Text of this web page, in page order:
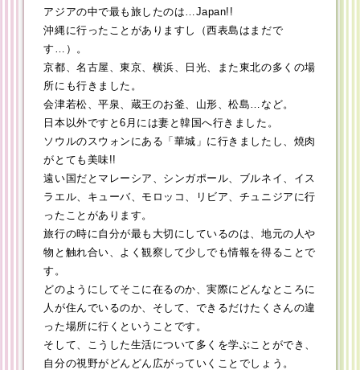
アジアの中で最も旅したのは…Japan!!
沖縄に行ったことがありますし（西表島はまだで
す…）。
京都、名古屋、東京、横浜、日光、また東北の多くの場
所にも行きました。
会津若松、平泉、蔵王のお釜、山形、松島…など。
日本以外ですと6月には妻と韓国へ行きました。
ソウルのスウォンにある「華城」に行きましたし、焼肉
がとても美味!!
遠い国だとマレーシア、シンガポール、ブルネイ、イス
ラエル、キューバ、モロッコ、リビア、チュニジアに行
ったことがあります。
旅行の時に自分が最も大切にしているのは、地元の人や
物と触れ合い、よく観察して少しでも情報を得ることで
す。
どのようにしてそこに在るのか、実際にどんなところに
人が住んでいるのか、そして、できるだけたくさんの違
った場所に行くということです。
そして、こうした生活について多くを学ぶことができ、
自分の視野がどんどん広がっていくことでしょう。